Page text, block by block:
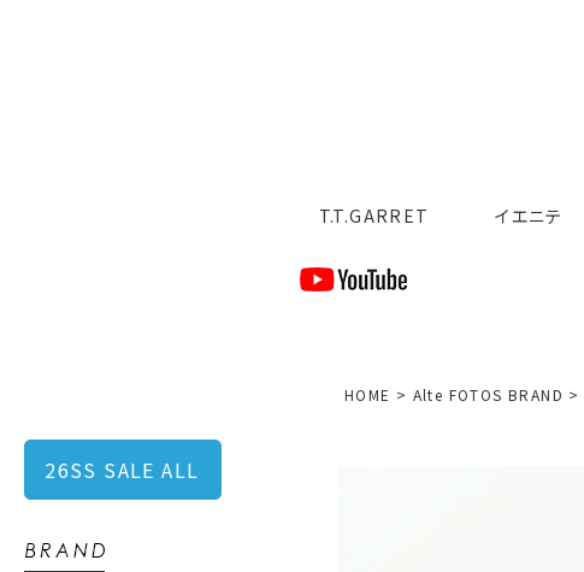
T.T.GARRET イエニテ
26SS SALE ALL
HOME Alte FOTOS BRAND